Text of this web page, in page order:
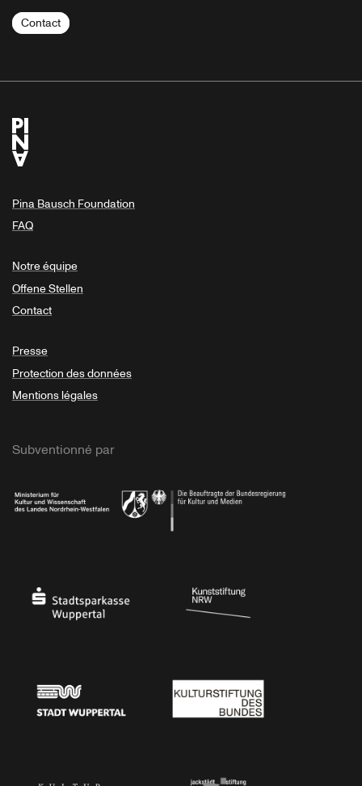
Contact
Pina Bausch Foundation
FAQ
Notre équipe
Offene Stellen
Contact
Presse
Protection des données
Mentions légales
Subventionné par